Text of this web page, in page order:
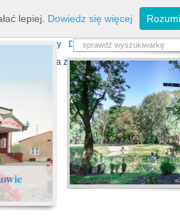
arządzanie
ządowy Fundusz Rozwoju Dróg
lan
Lokalny D ziałalność gospodarcza
widencja zbiorów i usług danych
lepiej. Dowiedz się więcej